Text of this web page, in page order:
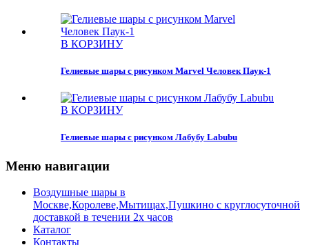
В КОРЗИНУ
Гелиевые шары с рисунком Marvel Человек Паук-1
В КОРЗИНУ
Гелиевые шары с рисунком Лабубу Labubu
Меню навигации
Воздушные шары в
Москве,Королеве,Мытищах,Пушкино с круглосуточной
доставкой в течении 2х часов
Каталог
Контакты